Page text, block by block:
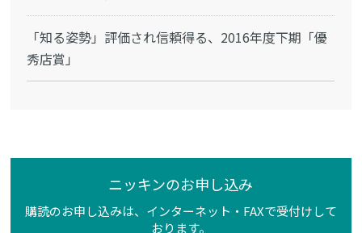
「知る姿勢」評価され信頼得る、2016年度下期「優
秀店賞」
ニッキンのお申し込み
購読のお申し込みは、インターネット・FAXで受付けして
おります。